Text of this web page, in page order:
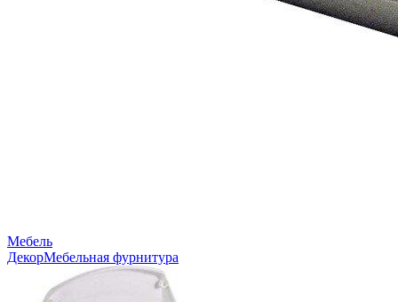
Мебель
ДекорМебельная фурнитура